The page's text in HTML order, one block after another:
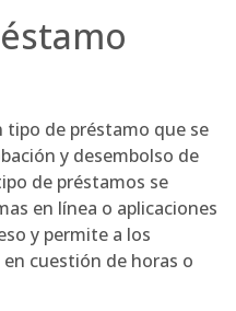
de préstamo que se
y desembolso de
de préstamos se
en línea o aplicaciones
y permite a los
cuestión de horas o